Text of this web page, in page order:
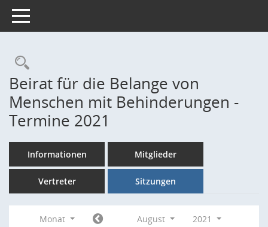
Toggle navigation
Rechercheauswahl
Beirat für die Belange von
Menschen mit Behinderungen -
Termine 2021
Informationen Mitglieder
Vertreter Sitzungen
Monat August
2021